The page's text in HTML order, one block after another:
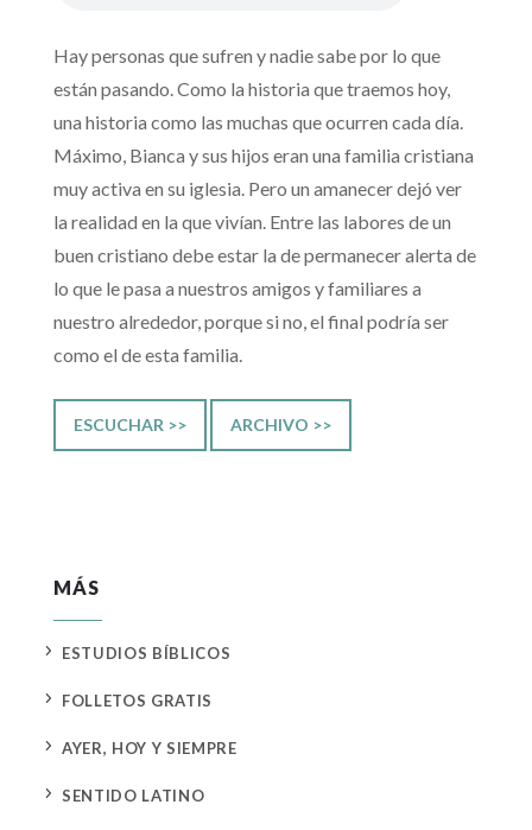
Hay personas que sufren y nadie sabe por lo que
están pasando. Como la historia que traemos hoy,
una historia como las muchas que ocurren cada día.
Máximo, Bianca y sus hijos eran una familia cristiana
muy activa en su iglesia. Pero un amanecer dejó ver
la realidad en la que vivían. Entre las labores de un
buen cristiano debe estar la de permanecer alerta de
lo que le pasa a nuestros amigos y familiares a
nuestro alrededor, porque si no, el final podría ser
como el de esta familia.
ESCUCHAR >> ARCHIVO >>
MÁS
5 ESTUDIOS BÍBLICOS
5 FOLLETOS GRATIS
5 AYER, HOY Y SIEMPRE
5 SENTIDO LATINO